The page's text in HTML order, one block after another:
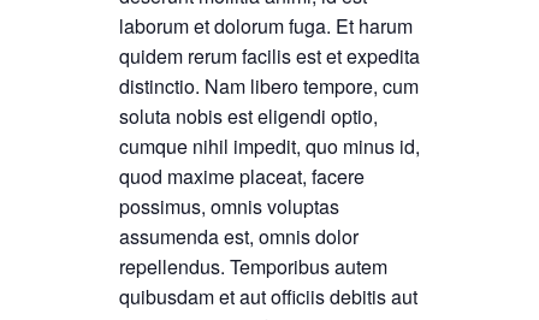
laborum et dolorum fuga. Et harum
quidem rerum facilis est et expedita
distinctio. Nam libero tempore, cum
soluta nobis est eligendi optio,
cumque nihil impedit, quo minus id,
quod maxime placeat, facere
possimus, omnis voluptas
assumenda est, omnis dolor
repellendus. Temporibus autem
quibusdam et aut officiis debitis aut